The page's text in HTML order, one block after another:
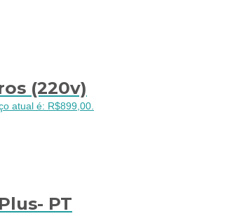
(220v)
atual é: R$899,00.
PT